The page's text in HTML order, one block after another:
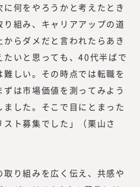
トな目線で「本当に
供していきたいと思
報」を提供するため
情報を提供するので
査・研究をした情報
す。
実践したり、新規事
キリング、サステナ
ものを創る「挑戦
動するには、みらい
に何をやろうかと考えたとき
組み、キャリアアップの道
らダメだと言われたらあき
いと思っても、40代半ばで
しい。その時点では転職を
は市場価値を測ってみよう
した。そこで目にとまった
ト募集でした」（栗山さ
り組みを広く伝え、共感や